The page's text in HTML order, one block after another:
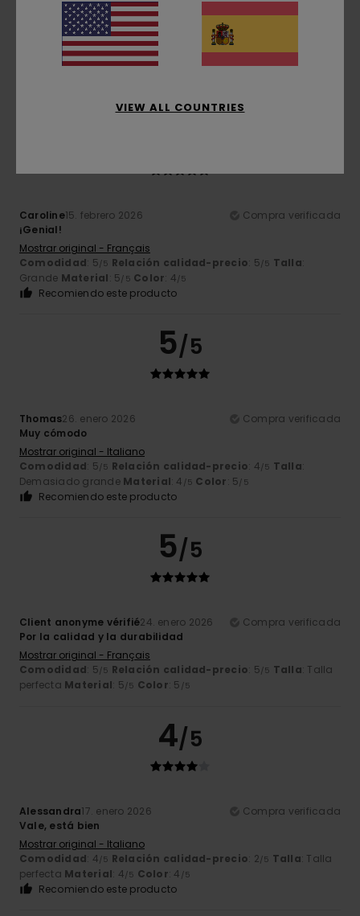
Client anonyme vérifié22. febrero 2026
Compra verificada
Me encanta que sea reversible
Mostrar original - Français
Comodidad: 5/5 Relación calidad-precio
Caroline15. febrero 2026
Compra verificada
¡Genial!
Mostrar original - Français
Comodidad: 5/5 Relación calidad-precio: 5/5 Talla:
Grande Material: 5/5 Color: 4/5
Recomiendo este producto
5/5
Thomas26. enero 2026
Compra verificada
Muy cómodo
Mostrar original - Italiano
Comodidad: 5/5 Relación calidad-precio: 4/5 Talla:
Demasiado grande Material: 4 /5 Color: 5/5
Recomiendo este producto
5/5
Client anonyme vérifié24. enero 2026
Compra verificada
Por la calidad y la durabilidad
Mostrar original - Français
Comodidad: 5/5 Relación calidad-precio: 5/5 Talla: Talla
perfecta Material: 5/5 Color: 5 /5
4/5
Alessandra17. enero 2026
Compra verificada
Vale, está bien
Mostrar original - Italiano
Comodidad: 4/5 Relación calidad-precio: 2/5 Talla: Talla
perfecta Material: 4/5 Color: 4 /5
Recomiendo este producto
VIEW ALL COUNTRIES